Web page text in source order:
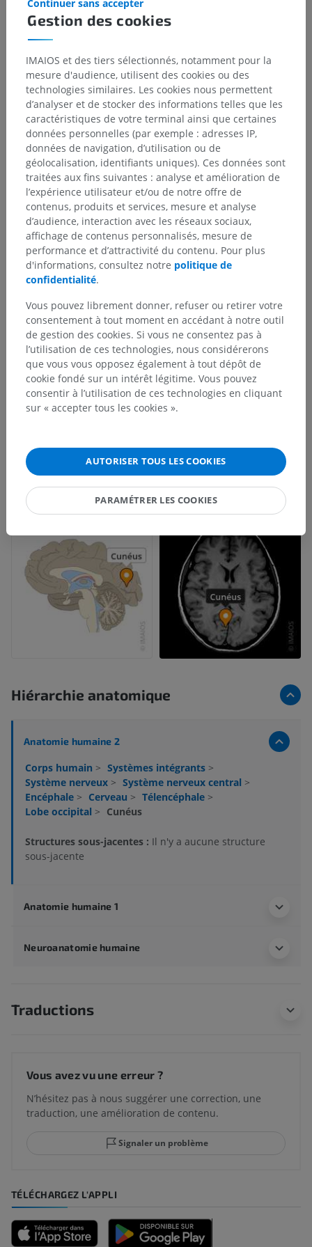
Hiérarchie anatomique
Anatomie humaine 2
Corps humain > Systèmes intégrants >
Système nerveux > Système nerveux central >
Encéphale > Cerveau > Télencéphale >
Lobe occipital > Cunéus
Structures sous-jacentes : Il n'y a aucune structure
sous-jacente
Anatomie humaine 1
Neuroanatomie humaine
Traductions
Vous avez vu une erreur ?
N’hésitez pas à nous suggérer une correction, une
traduction, une amélioration de contenu.
Signaler un problème
TÉLÉCHARGEZ L'APPLI
Gestion des cookies
Continuer sans accepter
IMAIOS et des tiers sélectionnés, notamment pour la
mesure d'audience, utilisent des cookies ou des
technologies similaires. Les cookies nous permettent
d’analyser et de stocker des informations telles que les
caractéristiques de votre terminal ainsi que certaines
données personnelles (par exemple : adresses IP,
données de navigation, d’utilisation ou de
géolocalisation, identifiants uniques). Ces données sont
traitées aux fins suivantes : analyse et amélioration de
l’expérience utilisateur et/ou de notre offre de
contenus, produits et services, mesure et analyse
d’audience, interaction avec les réseaux sociaux,
affichage de contenus personnalisés, mesure de
performance et d’attractivité du contenu. Pour plus
d'informations, consultez notre politique de
confidentialité.
Vous pouvez librement donner, refuser ou retirer votre
consentement à tout moment en accédant à notre outil
de gestion des cookies. Si vous ne consentez pas à
l’utilisation de ces technologies, nous considérerons
que vous vous opposez également à tout dépôt de
cookie fondé sur un intérêt légitime. Vous pouvez
consentir à l’utilisation de ces technologies en cliquant
sur « accepter tous les cookies ».
AUTORISER TOUS LES COOKIES
PARAMÉTRER LES COOKIES